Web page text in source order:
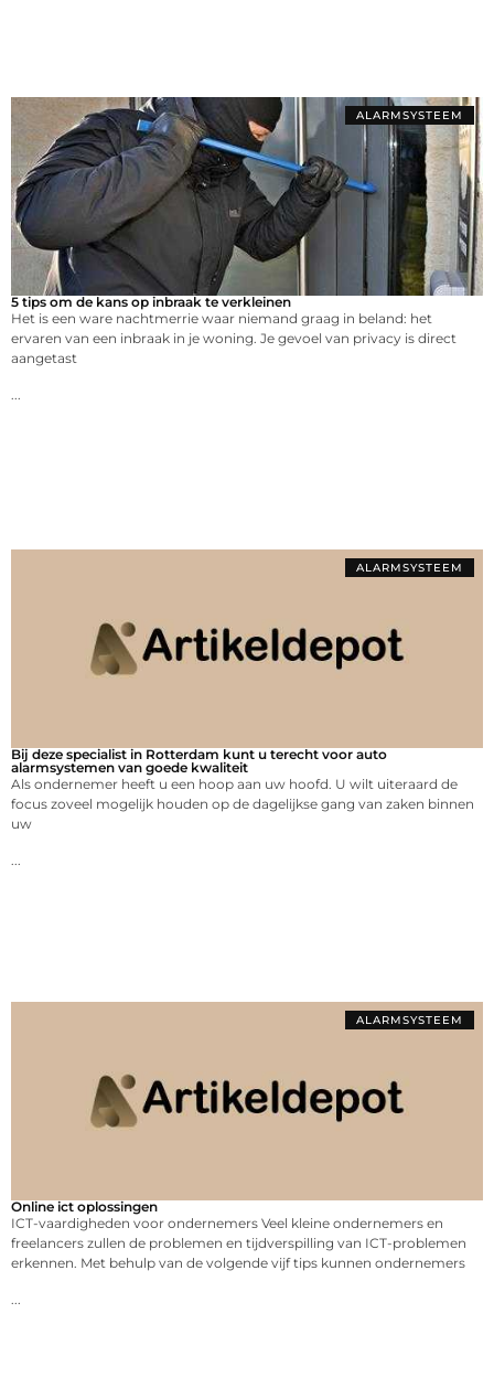
ALARMSYSTEEM
5 tips om de kans op inbraak te verkleinen
Het is een ware nachtmerrie waar niemand graag in beland: het
ervaren van een inbraak in je woning. Je gevoel van privacy is direct
aangetast
ALARMSYSTEEM
Bij deze specialist in Rotterdam kunt u terecht voor auto
alarmsystemen van goede kwaliteit
Als ondernemer heeft u een hoop aan uw hoofd. U wilt uiteraard de
focus zoveel mogelijk houden op de dagelijkse gang van zaken binnen
uw
ALARMSYSTEEM
Online ict oplossingen
ICT-vaardigheden voor ondernemers Veel kleine ondernemers en
freelancers zullen de problemen en tijdverspilling van ICT-problemen
erkennen. Met behulp van de volgende vijf tips kunnen ondernemers